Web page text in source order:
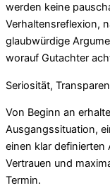
werden keine
Verhaltensreflexion,
glaubwürdige
worauf Gutachter
Seriosität,
Von Beginn an
Ausgangssituation,
einen klar definierten
Vertrauen und
Termin.